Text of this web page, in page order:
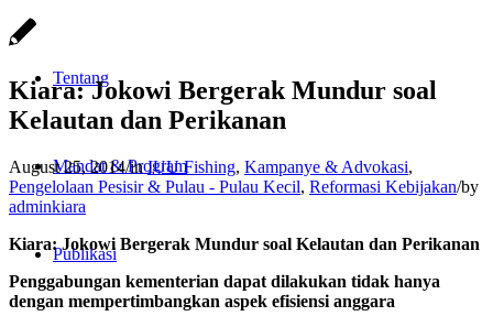
Tentang
Mandat & Program
Publikasi
Kiara: Jokowi Bergerak Mundur soal
Kelautan dan Perikanan
August 25, 2014/inIUU Fishing, Kampanye & Advokasi,
Pengelolaan Pesisir & Pulau - Pulau Kecil, Reformasi Kebijakan/by
adminkiara
Kiara: Jokowi Bergerak Mundur soal Kelautan dan Perikanan
Penggabungan kementerian dapat dilakukan tidak hanya
dengan mempertimbangkan aspek efisiensi anggara